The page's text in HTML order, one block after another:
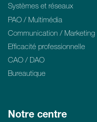
Systèmes et réseaux
PAO / Multimédia
Communication / Marketing
Efficacité professionnelle
CAO / DAO
Bureautique
Notre centre